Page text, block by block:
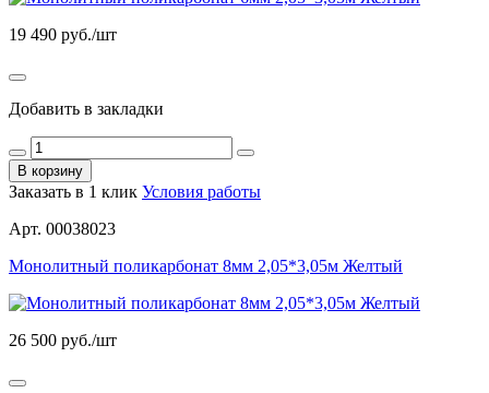
19 490 руб./шт
Добавить в закладки
В корзину
Заказать в 1 клик Условия работы
Арт. 00038023
Монолитный поликарбонат 8мм 2,05*3,05м Желтый
26 500 руб./шт